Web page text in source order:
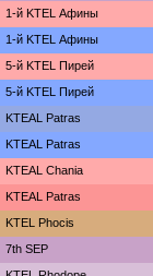
1-й KTEL Афины
1-й KTEL Афины
5-й KTEL Пирей
5-й KTEL Пирей
KTEAL Patras
KTEAL Patras
KTEAL Chania
KTEAL Patras
ΚΤΕL Phocis
7th SEP